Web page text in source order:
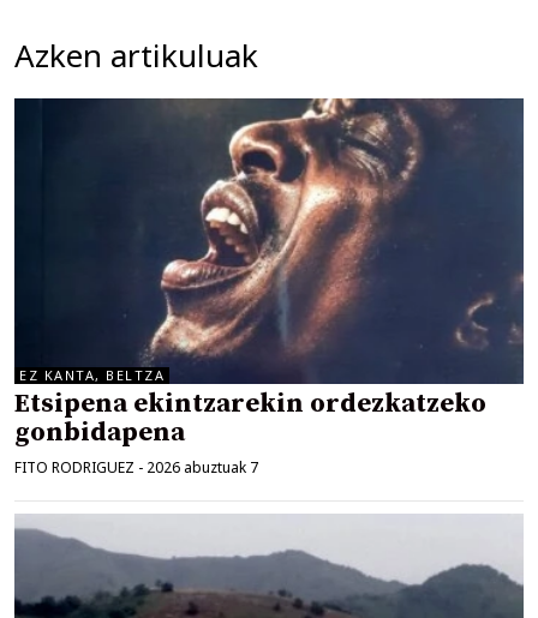
Azken artikuluak
EZ KANTA, BELTZA
Etsipena ekintzarekin ordezkatzeko
gonbidapena
FITO RODRIGUEZ - 2026 abuztuak 7